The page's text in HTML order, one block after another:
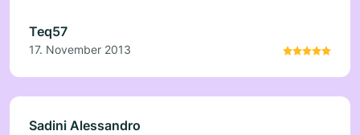
Teq57
17. November 2013
Sadini Alessandro